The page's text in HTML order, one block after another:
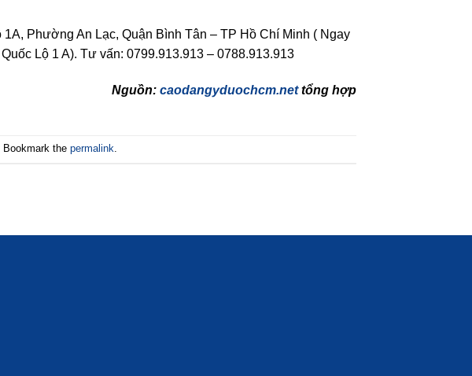
Phường An Lạc, Quận Bình Tân – TP Hồ Chí Minh ( Ngay
Lộ 1 A). Tư vấn: 0799.913.913 – 0788.913.913
Nguồn: caodangyduochcm.nettổng hợp
Bookmark the permalink.